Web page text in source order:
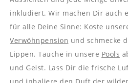
inkludiert. Wir machen Dir auch
für alle Deine Sinne: Koste
Verwöhnpension und schmecke
Lippen. Tauche in unsere Pools
und Geist. Lass Dir die frische